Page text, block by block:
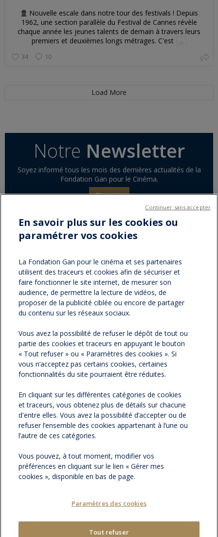
Nouvelle escale dans notre tour des festivals ! Depuis
1962, une section parallèle du Festival de Cannes révèle
chaque année les jeunes talents de demain à travers leurs
premiers et deuxièmes longs métrages. C'est
...
34 10
Load More
Notre Newsletter
Soyez informé tous les mois des dernières actualités de la
Fondation Gan pour le Cinéma.
S'inscrire
Partager sur :
facebook
twitterVersion
imprimable
NOS NEWSLETTERS
NOS PARTENAIRES
ESPACE PRESSE
NOS ACTUALITÉS
CONTACTEZ-NOUS
En savoir plus sur les cookies ou
paramétrer vos cookies
La Fondation Gan pour le cinéma et ses partenaires
utilisent des traceurs et cookies afin de sécuriser et
faire fonctionner le site internet, de mesurer son
audience, de permettre la lecture de vidéos, de
proposer de la publicité ciblée ou encore de partager
du contenu sur les réseaux sociaux.
Vous avez la possibilité de refuser le dépôt de tout ou
partie des cookies et traceurs en appuyant le bouton
« Tout refuser » ou « Paramètres des cookies ». Si
vous n’acceptez pas certains cookies, certaines
fonctionnalités du site pourraient être réduites.
En cliquant sur les différentes catégories de cookies
et traceurs, vous obtenez plus de détails sur chacune
d'entre elles. Vous avez la possibilité d’accepter ou de
refuser l’ensemble des cookies appartenant à l’une ou
l’autre de ces catégories.
Vous pouvez, à tout moment, modifier vos
préférences en cliquant sur le lien « Gérer mes
cookies », disponible en bas de page.
Paramètres des cookies
Tout refuser
Continuer sans accepter